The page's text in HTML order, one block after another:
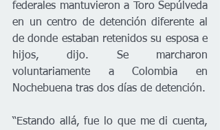
federales mantuvieron a Toro Sepúlveda
en un centro de detención diferente al
de donde estaban retenidos su esposa e
hijos, dijo. Se marcharon
voluntariamente a Colombia en
Nochebuena tras dos días de detención.
“Estando allá, fue lo que me di cuenta,